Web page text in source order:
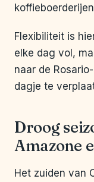
Flexibiliteit is
elke dag vol,
naar de
dagje te
Droog
Amazone
Het zuiden van